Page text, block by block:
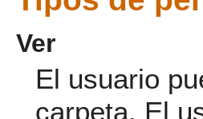
Ver
El usuario
carpeta. El